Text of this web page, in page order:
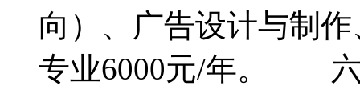
向）、广告设计与制
专业6000元/年。 六